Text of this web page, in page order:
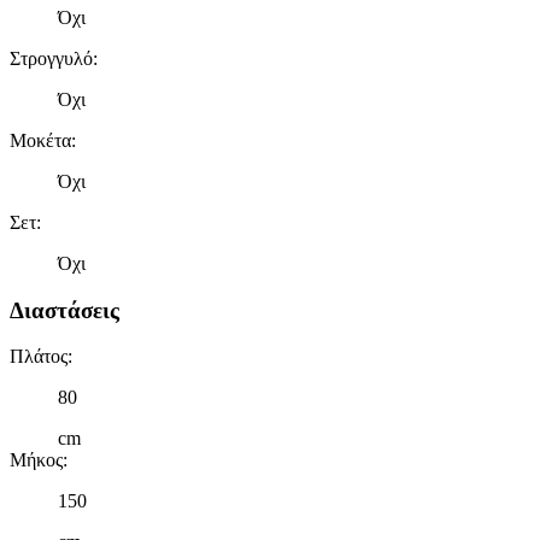
Όχι
Στρογγυλό:
Όχι
Μοκέτα:
Όχι
Σετ:
Όχι
Διαστάσεις
Πλάτος:
80
cm
Μήκος:
150